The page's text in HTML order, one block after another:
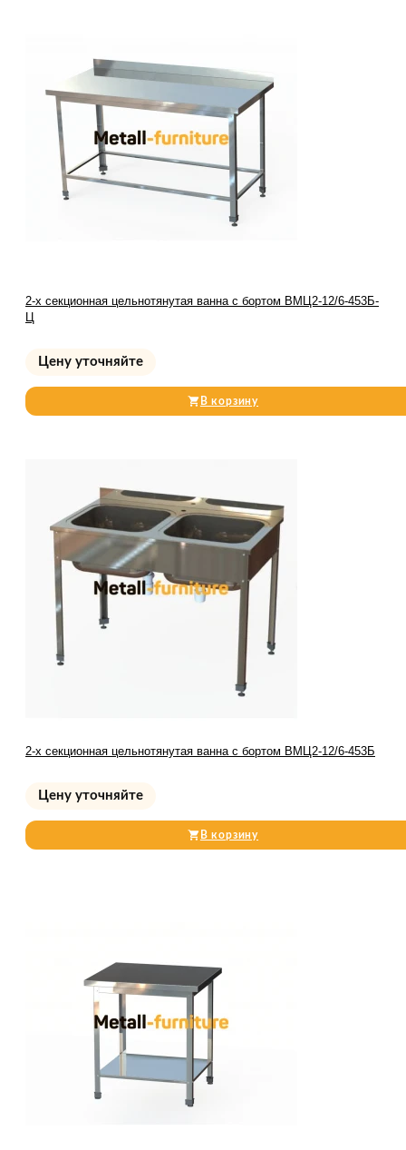
2-х секционная цельнотянутая ванна с бортом ВМЦ2-12/6-453Б-
Ц
Цену уточняйте
В корзину
2-х секционная цельнотянутая ванна с бортом ВМЦ2-12/6-453Б
Цену уточняйте
В корзину